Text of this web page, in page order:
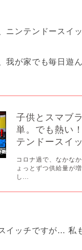
ニンテンドースイッ
我が家でも毎日遊
子供とスマブ
単。でも熱い
テンドースイ
コロナ過で、なかな
ょっとずつ供給量が
し...
イッチですが… 私